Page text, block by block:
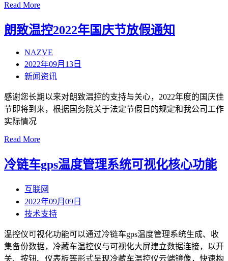
Read More
朗致温控2022年国庆节放假通知
NAZVE
2022年09月13日
新闻资讯
感谢您长期以来对朗致温控的支持与关心，2022年度的国庆佳
节即将到来，根据国务院关于法定节假日的规定和我公司工作
实际情况
Read More
冷链车gps温度管理系统可视化核心功能
互联网
2022年09月09日
技术支持
温控仪可视化功能可以通过冷链车gps温度管理系统生成、收
集备份数据，冷藏车温控仪与可视化大屏建立数据连接，以开
关、按钮、仪表板等形式呈现冷藏车温控仪云端镜像，快速构